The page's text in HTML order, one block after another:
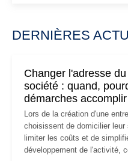
DERNIÈRES
Changer l'adresse
société : quand,
démarches
Lors de la création d'une
choisissent de domicilier
limiter les coûts et de
développement de l'activité,